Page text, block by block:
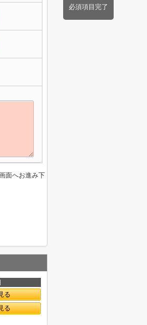
必須項目完了
面へお進み下
る
る